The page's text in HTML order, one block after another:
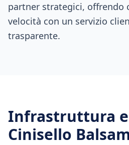
partner strategici, offrendo
velocità con un servizio
trasparente.
Infrastruttura e
Cinisello